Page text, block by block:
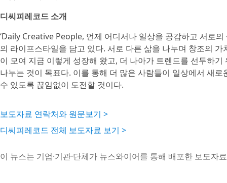
디씨피레코드 소개
‘Daily Creative People, 언제 어디서나 일상을 공감하고 서로
의 라이프스타일을 담고 있다. 서로 다른 삶을 나누며 창조의
이 모여 지금 이렇게 성장해 왔고, 더 나아가 트렌드를 선두하
나누는 것이 목표다. 이를 통해 더 많은 사람들이 일상에서 새
수 있도록 끊임없이 도전할 것이다.
보도자료 연락처와 원문보기 >
디씨피레코드 전체 보도자료 보기 >
이 뉴스는 기업·기관·단체가 뉴스와이어를 통해 배포한 보도자